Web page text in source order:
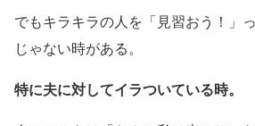
でもキラキラの人を「見習おう！」
じゃない時がある。
特に夫に対してイラついている時。